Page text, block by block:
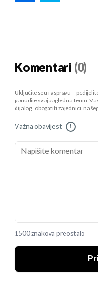
Komentari (0)
Uključite se u raspravu –
ponudite svoj pogled na temu.
dijalog i obogatiti zajednicu
Važna obavijest !
1500 znakova preostalo